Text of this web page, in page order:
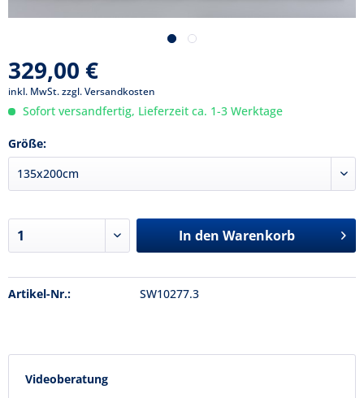
329,00 €
inkl. MwSt.zzgl. Versandkosten
Sofort versandfertig, Lieferzeit ca. 1-3 Werktage
Größe:
In den Warenkorb
Artikel-Nr.: SW10277.3
Videoberatung